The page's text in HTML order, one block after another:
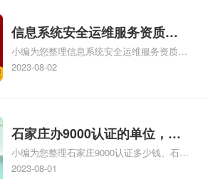
信息系统安全运维服务资质二
级费用，信息系统安全运维服
务资质二级
小编为您整理信息系统安全运维服务资质认
证证书机构有哪些、安全运维服务资质的费
体系认证知识，详情可查看下方正文！
2023-08-02
石家庄办9000认证的单位，石
家庄9000认证的公司
小编为您整理石家庄9000认证多少钱、石家
庄9000认证价格多少钱、石家庄9000认证
2023-08-01